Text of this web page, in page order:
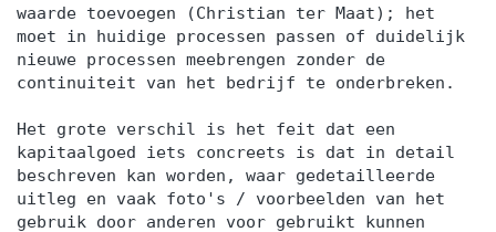
waarde toevoegen (Christian ter Maat); het
moet in huidige processen passen of duidelijk
nieuwe processen meebrengen zonder de
continuiteit van het bedrijf te onderbreken.
Het grote verschil is het feit dat een
kapitaalgoed iets concreets is dat in detail
beschreven kan worden, waar gedetailleerde
uitleg en vaak foto's / voorbeelden van het
gebruik door anderen voor gebruikt kunnen